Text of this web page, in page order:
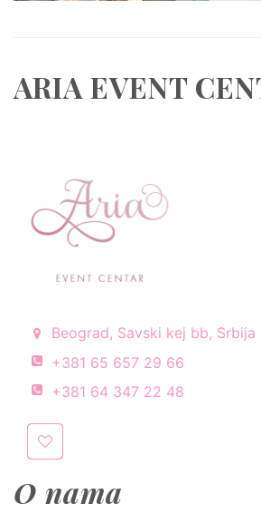
ARIA EVENT
Beograd, Savski kej bb, Srbija
+381 65 657 29 66
+381 64 347 22 48
O nama